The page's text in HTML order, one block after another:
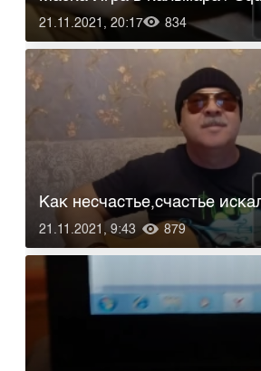
21.11.2021, 20:17 834
21.11.2021, 9:43 879
Как несчастье,счастье